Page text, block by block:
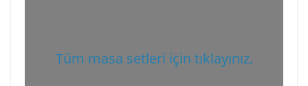
Tüm masa setleri için tıklayınız.